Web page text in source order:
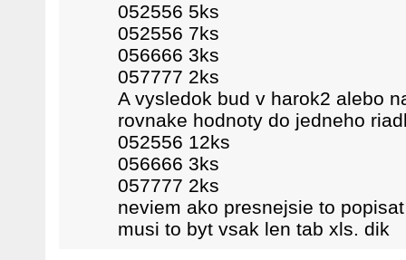
052556 5ks
052556 7ks
056666 3ks
057777 2ks
A vysledok bud v harok2 alebo
rovnake hodnoty do jedneho
052556 12ks
056666 3ks
057777 2ks
neviem ako presnejsie to popisat
musi to byt vsak len tab xls. dik